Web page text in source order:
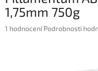
1,75mm 750g
Průměrné
1 hodnocení Podrobnosti